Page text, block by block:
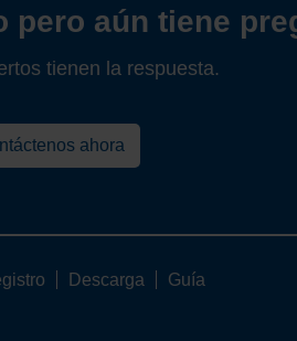
pero aún tiene
tienen la respuesta.
ahora
Descarga Guía